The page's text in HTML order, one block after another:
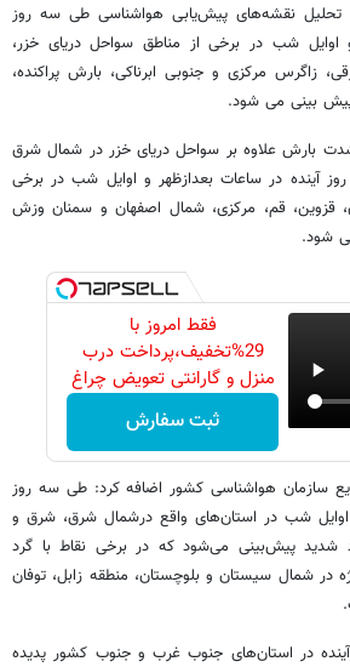
تحلیل نقشه‌های پیش‌یابی هواشناسی طی سه روز
اوایل شب در برخی از مناطق سواحل دریای خزر،
زاگرس مرکزی و جنوبی ابرناکی، بارش پراکنده،
بینی می شود.
بارش علاوه بر سواحل دریای خزر در شمال شرق
آینده در ساعات بعدازظهر و اوایل شب در برخی
قزوین، قم، مرکزی، شمال اصفهان و سمنان وزش
شود.
فقط امروز با
29%تخفیف،پرداخت درب
منزل و گارانتی تعویض چراغ
ثبت سفارش
سازمان هواشناسی کشور اضافه کرد: طی سه روز
اوایل شب در استان‌های واقع درشمال شرق، شرق و
پیش‌بینی می‌شود که در برخی نقاط با گرد
در شمال سیستان و بلوچستان، منطقه زابل، توفان
در استان‌های جنوب غرب و جنوب کشور پدیده